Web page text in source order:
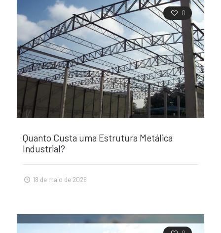
0
Quanto Custa uma Estrutura Metálica
Industrial?
18 de maio de 2026